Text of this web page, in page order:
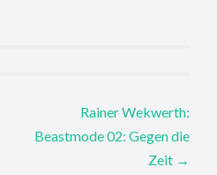
Rainer Wekwerth:
Beastmode 02: Gegen die
Zeit →